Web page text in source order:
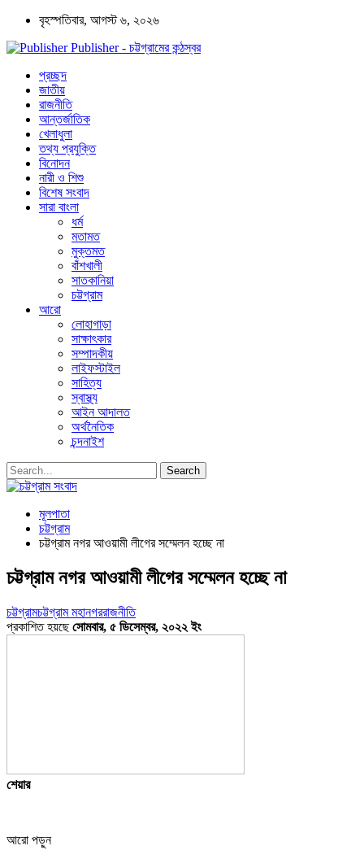
বৃহস্পতিবার, আগস্ট ৬, ২০২৬
Publisher - চট্টগ্রামের কন্ঠস্বর
প্রচ্ছদ
জাতীয়
রাজনীতি
আন্তর্জাতিক
খেলাধুলা
তথ্য প্রযুক্তি
বিনোদন
নারী ও শিশু
বিশেষ সংবাদ
সারা বাংলা
ধর্ম
মতামত
মুক্তমত
বাঁশখালী
সাতকানিয়া
চট্টগ্রাম
আরো
লোহাগাড়া
সাক্ষাৎকার
সম্পাদকীয়
লাইফস্টাইল
সাহিত্য
স্বাস্থ্য
আইন আদালত
অর্থনৈতিক
চন্দনাইশ
মূলপাতা
চট্টগ্রাম
চট্টগ্রাম নগর আওয়ামী লীগের সম্মেলন হচ্ছে না
চট্টগ্রাম নগর আওয়ামী লীগের সম্মেলন হচ্ছে না
চট্টগ্রামচট্টগ্রাম মহানগররাজনীতি
প্রকাশিত হয়ছেসোমবার, ৫ ডিসেম্বর, ২০২২ ইং
শেয়ার
আরো পড়ুন